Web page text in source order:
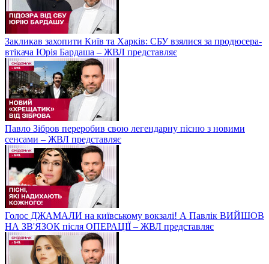
Закликав захопити Київ та Харків: СБУ взялися за продюсера-
втікача Юрія Бардаша – ЖВЛ представляє
Павло Зібров переробив свою легендарну пісню з новими
сенсами – ЖВЛ представляє
Голос ДЖАМАЛИ на київському вокзалі! А Павлік ВИЙШОВ
НА ЗВ'ЯЗОК після ОПЕРАЦІЇ – ЖВЛ представляє